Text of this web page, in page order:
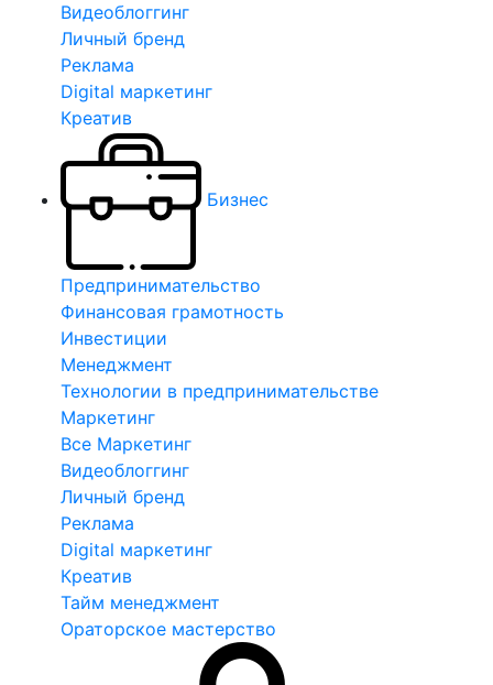
Видеоблоггинг
Личный бренд
Реклама
Digital маркетинг
Креатив
Бизнес
Предпринимательство
Финансовая грамотность
Инвестиции
Менеджмент
Технологии в предпринимательстве
Маркетинг
Все Маркетинг
Видеоблоггинг
Личный бренд
Реклама
Digital маркетинг
Креатив
Тайм менеджмент
Ораторское мастерство